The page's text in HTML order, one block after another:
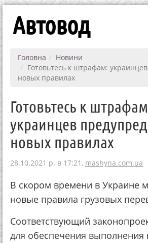
Автовод
Головна
Новини
Готовьтесь к штрафам:
новых правилах
Готовьтесь к
украинцев
новых правилах
28.10.2021 р. в 17:21, mashyna.com.ua
В скором времени в Украине
новые правила грузовых
Соответствующий
для обеспечения выполнения